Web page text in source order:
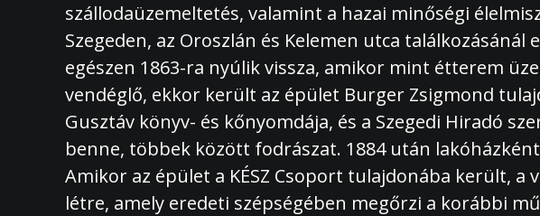
szállodaüzemeltetés, valamint a hazai minőségi
Szegeden, az Oroszlán és Kelemen utca
egészen 1863-ra nyúlik vissza, amikor mint étterem
vendéglő, ekkor került az épület Burger Zsigmond
Gusztáv könyv- és kőnyomdája, és a Szegedi Hiradó
benne, többek között fodrászat. 1884 után
Amikor az épület a KÉSZ Csoport tulajdonába került,
létre, amely eredeti szépségében megőrzi a korábbi